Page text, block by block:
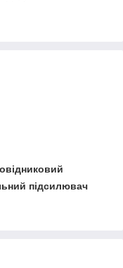
підсилювач